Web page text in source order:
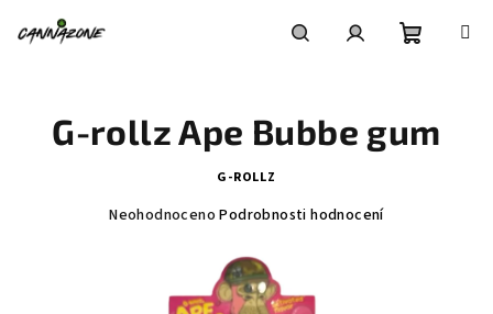
košík
G-rollz Ape Bubbe gum
G-ROLLZ
Neohodnoceno Podrobnosti hodnocení